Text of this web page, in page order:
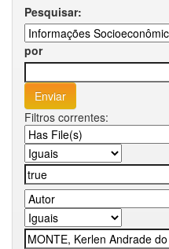
Pesquisar:
por
Filtros correntes: